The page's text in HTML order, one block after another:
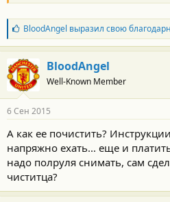
Б
л
а
г
о
д
а
н
с
т
и
:
BloodAngel выразил свою
BloodAngel
Well-Known Member
6 Сен 2015
А как ее почистить?
напряжно ехать... еще и
надо полруля снимать, сам
чиститца?